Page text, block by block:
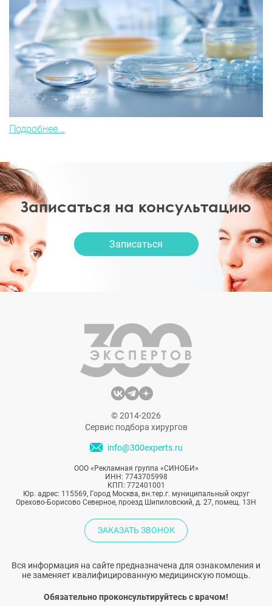
Подробнее...
Записаться на консультацию
Записаться
© 2014-2026
Сервис подбора хирургов
info@300experts.ru
ООО «Рекламная группа «СИНОБИ»
ИНН: 7743705998
КПП: 772401001
Юр. адрес: 115569, Город Москва, вн.тер.г. муниципальный округ
Орехово-Борисово Северное, проезд Шипиловский, д. 27, помещ. 13Н
ЗАКАЗАТЬ ЗВОНОК
Вся информация на сайте предназначена для ознакомления и
не заменяет квалифицированную медицинскую помощь.
Обязательно проконсультируйтесь с врачом!